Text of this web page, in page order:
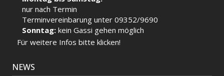
nur nach Termin
Terminvereinbarung unter 09352/9690
Sonntag:kein Gassi gehen möglich
Für weitere Infos bitte klicken!
NEWS